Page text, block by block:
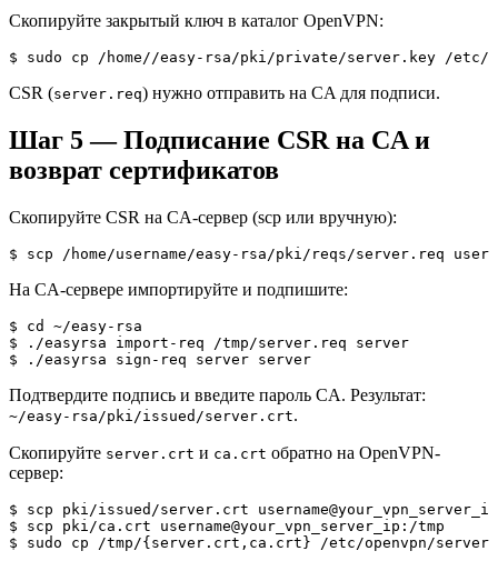
Скопируйте закрытый ключ в каталог OpenVPN:
$ sudo cp /home//easy-rsa/pki/private/server.key /etc/
CSR (server.req) нужно отправить на CA для подписи.
Шаг 5 — Подписание CSR на CA и
возврат сертификатов
Скопируйте CSR на CA-сервер (scp или вручную):
$ scp /home/username/easy-rsa/pki/reqs/server.req
На CA-сервере импортируйте и подпишите:
$ cd ~/easy-rsa
$ ./easyrsa import-req /tmp/server.req server
$ ./easyrsa sign-req server server
Подтвердите подпись и введите пароль CA. Результат:
~/easy-rsa/pki/issued/server.crt.
Скопируйте server.crt и ca.crt обратно на OpenVPN-
сервер:
$ scp pki/issued/server.crt
$ scp pki/ca.crt username@your_vpn_server_ip:/tmp
$ sudo cp /tmp/{server.crt,ca.crt} /etc/openvpn/server